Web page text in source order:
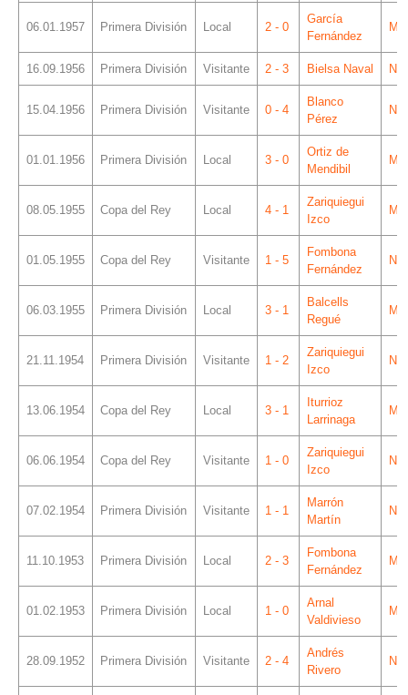
06.01.1957 Primera División Local 2 - 0
García
Fernández
16.09.1956 Primera División Visitante 2 - 3 Bielsa Naval
15.04.1956 Primera División Visitante 0 - 4
Blanco
Pérez
01.01.1956 Primera División Local 3 - 0
Ortiz de
Mendibil
08.05.1955 Copa del Rey Local 4 - 1
Zariquiegui
Izco
01.05.1955 Copa del Rey Visitante 1 - 5
Fombona
Fernández
06.03.1955 Primera División Local 3 - 1
Balcells
Regué
21.11.1954 Primera División Visitante 1 - 2
Zariquiegui
Izco
13.06.1954 Copa del Rey Local 3 - 1
Iturrioz
Larrinaga
06.06.1954 Copa del Rey Visitante 1 - 0
Zariquiegui
Izco
07.02.1954 Primera División Visitante 1 - 1
Marrón
Martín
11.10.1953 Primera División Local 2 - 3
Fombona
Fernández
01.02.1953 Primera División Local 1 - 0
Arnal
Valdivieso
28.09.1952 Primera División Visitante 2 - 4
Andrés
Rivero